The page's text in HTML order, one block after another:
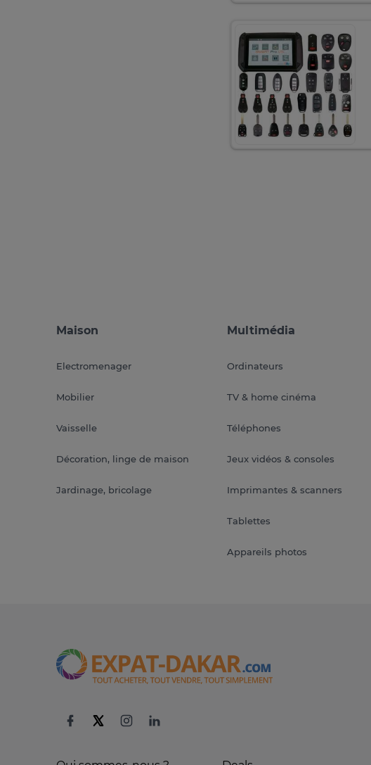
Maison
Electromenager
Mobilier
Vaisselle
Décoration, linge de maison
Jardinage, bricolage
Multimédia
Ordinateurs
TV & home cinéma
Téléphones
Jeux vidéos & consoles
Imprimantes & scanners
Tablettes
Appareils photos